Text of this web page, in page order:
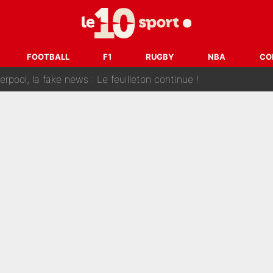
FOOTBALL F1 RUGBY NBA
et bientôt Fernando Alonso ? Le classement des pilotes les mieux
Barcola trop cher pour Liverpool
la fake news : Le feuilleton continue !